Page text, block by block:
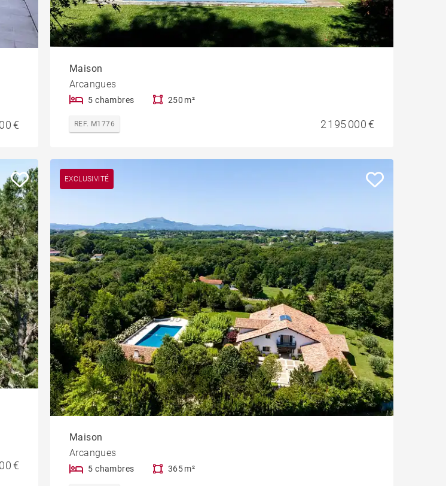
€
Maison
Arcangues
5 chambres 250 m²
REF. M1776 2 195 000 €
€
EXCLUSIVITÉ
Maison
Arcangues
5 chambres 365 m²